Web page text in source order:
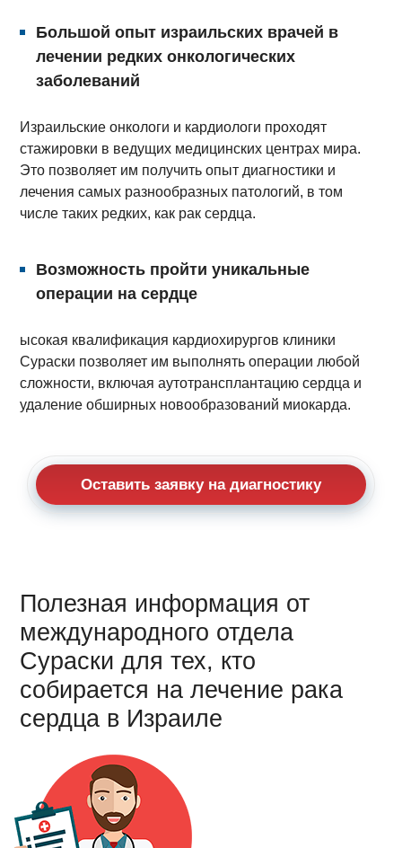
Большой опыт израильских врачей в
лечении редких онкологических
заболеваний
Израильские онкологи и кардиологи проходят
стажировки в ведущих медицинских центрах мира.
Это позволяет им получить опыт диагностики и
лечения самых разнообразных патологий, в том
числе таких редких, как рак сердца.
Возможность пройти уникальные
операции на сердце
ысокая квалификация кардиохирургов клиники
Сураски позволяет им выполнять операции любой
сложности, включая аутотрансплантацию сердца и
удаление обширных новообразований миокарда.
Оставить заявку на диагностику
Полезная информация от
международного отдела
Сураски для тех, кто
собирается на лечение рака
сердца в Израиле